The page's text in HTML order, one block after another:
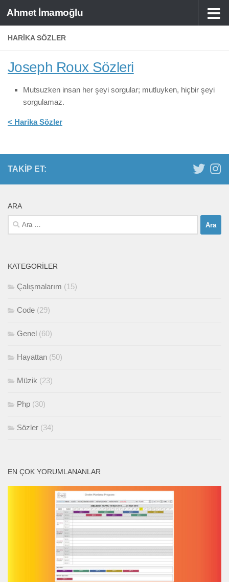
Skip to content
Ahmet İmamoğlu
HARIKA SÖZLER
Joseph Roux Sözleri
Mutsuzken insan her şeyi sorgular; mutluyken, hiçbir şeyi
sorgulamaz.
< Harika Sözler
TAKIP ET:
ARA
Arama:
KATEGORILER
Çalışmalarım (15)
Code (29)
Genel (60)
Hayattan (50)
Müzik (23)
Php (30)
Sözler (34)
EN ÇOK YORUMLANANLAR